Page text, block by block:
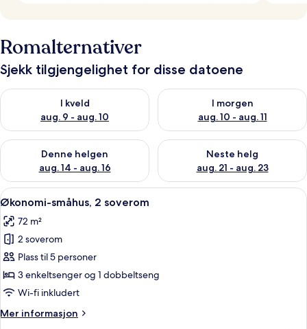
Romalternativer
Sjekk tilgjengelighet for disse datoene
I kveld
aug. 9 - aug. 10
Sjekk tilgjengelighet for i kveld, aug. 9 - aug. 10
I morgen
aug. 10 - aug. 11
Sjekk tilgjengelighet for i
Denne helgen
aug. 14 - aug. 16
Sjekk tilgjengelighet for denne helgen, aug. 14 - aug. 16
Neste helg
aug. 21 - aug. 23
Sjekk tilgjengelighet for
Åpne
alle
bildene
av
Økonomi-
småhus,
2
Økonomi-småhus, 2 soverom |
9
Økonomi-småhus, 2 soverom
72 m²
2 soverom
Plass til 5 personer
3 enkeltsenger og 1 dobbeltseng
Wi-fi inkludert
Mer informasjon
Mer